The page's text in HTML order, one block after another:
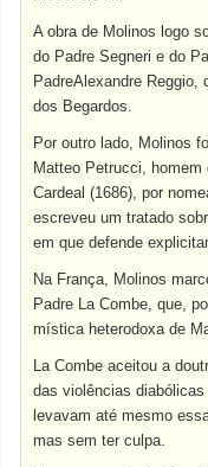
A obra de Molinos logo
do Padre Segneri e do
PadreAlexandre Reggio,
dos Begardos.
Por outro lado, Molinos
Matteo Petrucci,
Cardeal (1686), por
escreveu um tratado
em que defende
Na França, Molinos
Padre La Combe, que,
mística heterodoxa de
La Combe aceitou a
das violências
levavam até mesmo
mas sem ter culpa.